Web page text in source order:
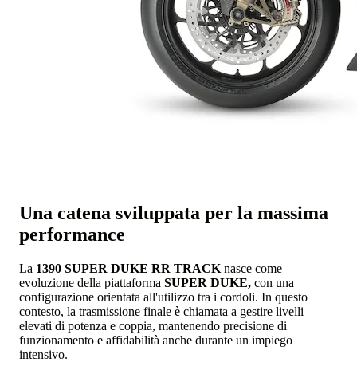
Una catena sviluppata per la massima
performance
La 1390 SUPER DUKE RR TRACK nasce come
evoluzione della piattaforma SUPER DUKE, con una
configurazione orientata all'utilizzo tra i cordoli. In questo
contesto, la trasmissione finale è chiamata a gestire livelli
elevati di potenza e coppia, mantenendo precisione di
funzionamento e affidabilità anche durante un impiego
intensivo.